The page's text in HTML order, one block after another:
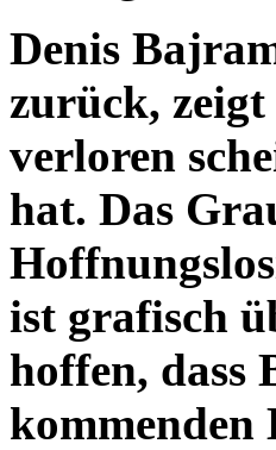
Denis
zurück,
verloren
hat. Das
ist grafisch
hoffen, dass
kommenden